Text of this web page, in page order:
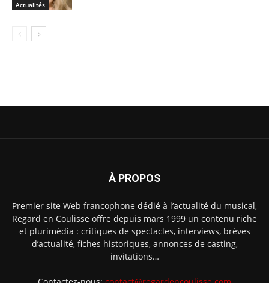
Actualités
À PROPOS
Premier site Web francophone dédié à l’actualité du musical,
Regard en Coulisse offre depuis mars 1999 un contenu riche
et plurimédia : critiques de spectacles, interviews, brèves
d’actualité, fiches historiques, annonces de casting,
invitations…